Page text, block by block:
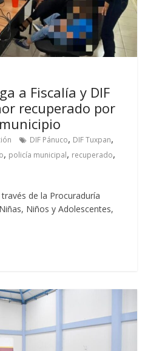
a Fiscalía y DIF
recuperado por
DIF Pánuco, DIF Tuxpan,
, policía municipal, recuperado,
de la Procuraduría
Niños y Adolescentes,